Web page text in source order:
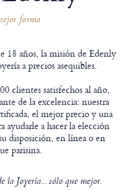
forma
18 años, la misión de Edenly
a precios asequibles.
clientes satisfechos al año,
de la excelencia: nuestra
el mejor precio y una
ayudarle a hacer la elección
disposición, en línea o en
parisina.
la Joyería... sólo que mejor.